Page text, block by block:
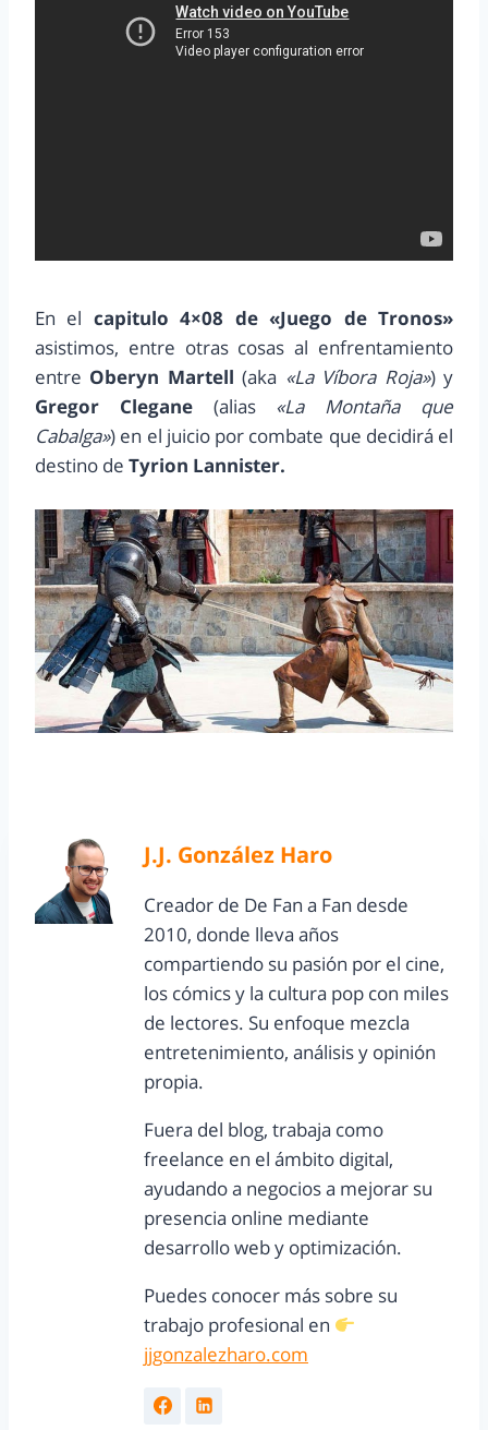
En el capitulo 4×08 de «Juego de Tronos»
asistimos, entre otras cosas al enfrentamiento
entre Oberyn Martell (aka «La Víbora Roja») y
Gregor Clegane(alias «La Montaña que
Cabalga») en el juicio por combate que decidirá el
destino de Tyrion Lannister.
J.J. González Haro
Creador de De Fan a Fan desde
2010, donde lleva años
compartiendo su pasión por el cine,
los cómics y la cultura pop con miles
de lectores. Su enfoque mezcla
entretenimiento, análisis y opinión
propia.
Fuera del blog, trabaja como
freelance en el ámbito digital,
ayudando a negocios a mejorar su
presencia online mediante
desarrollo web y optimización.
Puedes conocer más sobre su
trabajo profesional en
jjgonzalezharo.com